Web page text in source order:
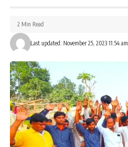
Last updated: November 25, 2023 11:54 am
2 Min Read